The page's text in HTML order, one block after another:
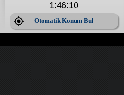
1:46:10
Otomatik Konum Bul